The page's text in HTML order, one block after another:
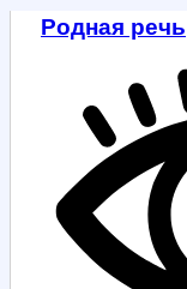
Родная речь